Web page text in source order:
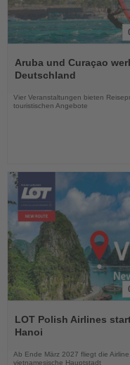
Sie
die
Aruba und Curaçao
Deutschland
Vier Veranstaltungen bieten
touristischen Angebote
Sie
die
LOT Polish Airlines
Hanoi
Ab Ende März 2027 fliegt die
vietnamesische Hauptstadt